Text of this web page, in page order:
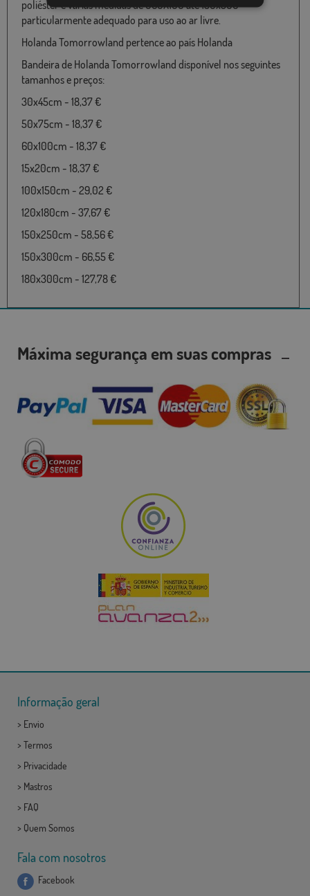
poliéster e várias medidas de 060X100 até 150x300
particularmente adequado para uso ao ar livre.
Holanda Tomorrowland pertence ao país Holanda
Bandeira de Holanda Tomorrowland disponível nos seguintes
tamanhos e preços:
30x45cm - 18,37 €
50x75cm - 18,37 €
60x100cm - 18,37 €
15x20cm - 18,37 €
100x150cm - 29,02 €
120x180cm - 37,67 €
150x250cm - 58,56 €
150x300cm - 66,55 €
180x300cm - 127,78 €
Máxima segurança em suas compras
Informação geral
> Envio
> Termos
> Privacidade
> Mastros
> FAQ
> Quem Somos
Fala com nosotros
Facebook